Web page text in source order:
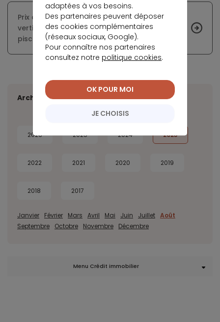
Prix des locations estivales : une ascension
vertigineuse surtout pour les maisons avec
piscine
Archives
2026 2025 2024 2023
2022 2021 2020 2019
2018 2017
Janvier Février Mars Avril Mai Juin Juillet Août
Septembre
Octobre Novembre Décembre
Menu Crédit immobilier
adaptées à vos besoins.
Des partenaires peuvent déposer
des cookies complémentaires
(réseaux sociaux, Google).
Pour connaître nos partenaires
consultez notre politique cookies.
JE CHOISIS
OK POUR MOI